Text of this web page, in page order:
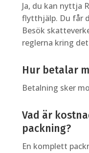
Ja, du kan nyttja
flytthjälp. Du får
Besök
reglerna kring
Hur betalar
Betalning sker
Vad är
packning?
En komplett